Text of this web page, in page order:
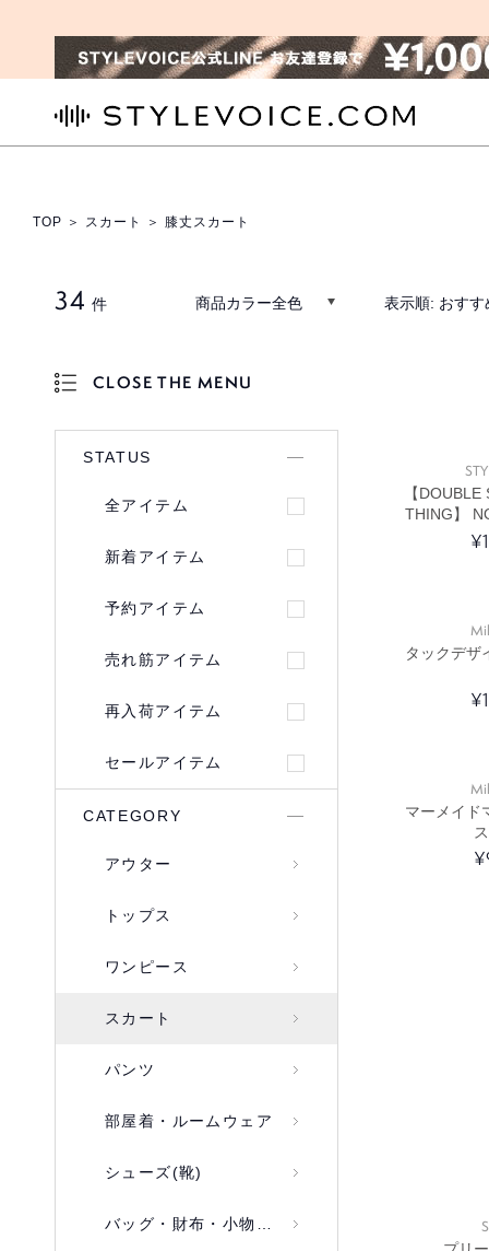
TOP ＞ スカート ＞ 膝丈スカート
34 件 商品カラー全色 表示順: おすす
CLOSE THE MENU
STATUS
全アイテム
新着アイテム
予約アイテム
売れ筋アイテム
再入荷アイテム
セールアイテム
CATEGORY
アウター
トップス
ワンピース
スカート
パンツ
部屋着・ルームウェア
シューズ(靴)
バッグ・財布・小物入れ
【
THING】
クッシ
タックデザ
マーメイド